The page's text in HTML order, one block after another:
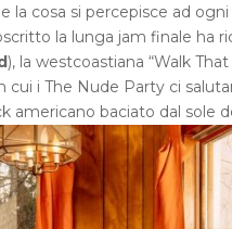
la cosa si percepisce ad
la lunga jam finale ha
), la westcoastiana “Walk
i The Nude Party ci
americano baciato dal sole